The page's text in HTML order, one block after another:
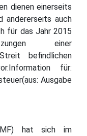
dienen einerseits
andererseits auch
für das Jahr 2015
einer
befindlichen
für:
Ausgabe
hat sich im